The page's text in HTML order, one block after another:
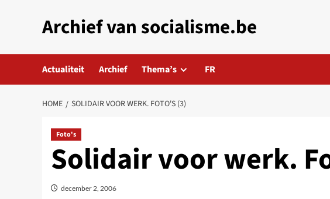
Archief van socialisme.be
Actualiteit Archief Thema’s FR
HOME SOLIDAIR VOOR WERK. FOTO'S (3)
Foto's
Solidair voor werk.
december 2, 2006